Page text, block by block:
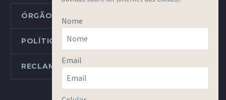
ÓRGÃOS METROLÓGICOS ESTADUAIS
POLÍTICAS E PROCEDIMENTOS
RECLAMAÇÕES OU DENÚNCIAS
Nome
Email